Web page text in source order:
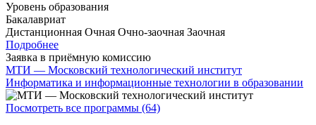
Уровень образования
Бакалавриат
Дистанционная Очная Очно-заочная Заочная
Подробнее
Заявка в приёмную комиссию
МТИ — Московский технологический институт
Информатика и информационные технологии в образовании
Посмотреть все программы (64)